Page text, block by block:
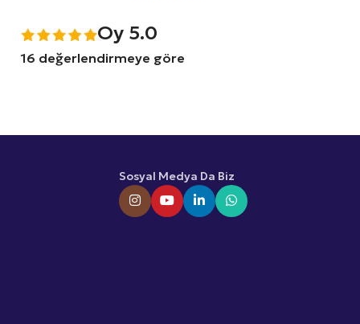
Oy 5.0
16 değerlendirmeye göre
Sosyal Medya Da Biz